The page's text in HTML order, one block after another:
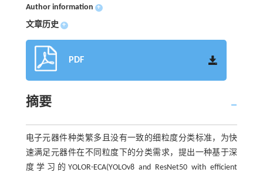
Author information +
文章历史 +
PDF
摘要
电子元器件种类繁多且没有一致的细粒度分类标准，为快
速满足元器件在不同粒度下的分类需求，提出一种基于深
度学习的YOLOR-ECA(YOLOv8 and ResNet50 with efficient